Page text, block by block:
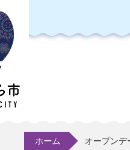
ホーム オープンデ